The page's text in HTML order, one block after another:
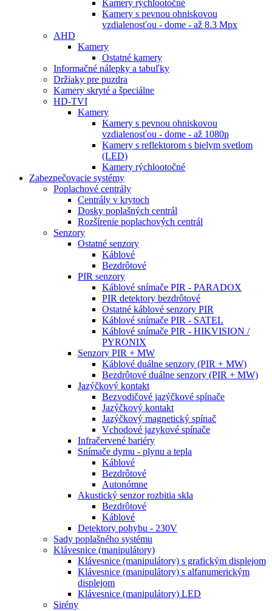
Kamery rýchlootočné
Kamery s pevnou ohniskovou
vzdialenosťou - dome - až 8.3 Mpx
AHD
Kamery
Ostatné kamery
Informačné nálepky a tabuľky
Držiaky pre puzdra
Kamery skryté a špeciálne
HD-TVI
Kamery
Kamery s pevnou ohniskovou
vzdialenosťou - dome - až 1080p
Kamery s reflektorom s bielym svetlom
(LED)
Kamery rýchlootočné
Zabezpečovacie systémy
Poplachové centrály
Centrály v krytoch
Dosky poplašných centrál
Rozšírenie poplachových centrál
Senzory
Ostatné senzory
Káblové
Bezdrôtové
PIR senzory
Káblové snímače PIR - PARADOX
PIR detektory bezdrôtové
Ostatné káblové senzory PIR
Káblové snímače PIR - SATEL
Káblové snímače PIR - HIKVISION /
PYRONIX
Senzory PIR + MW
Káblové duálne senzory (PIR + MW)
Bezdrôtové duálne senzory (PIR + MW)
Jazýčkový kontakt
Bezvodičové jazýčkové spínače
Jazýčkový kontakt
Jazýčkový magnetický spínač
Vchodové jazykové spínače
Infračervené bariéry
Snímače dymu - plynu a tepla
Káblové
Bezdrôtové
Autonómne
Akustický senzor rozbitia skla
Bezdrôtové
Káblové
Detektory pohybu - 230V
Sady poplašného systému
Klávesnice (manipulátory)
Klávesnice (manipulátory) s grafickým displejom
Klávesnice (manipulátory) s alfanumerickým
displejom
Klávesnice (manipulátory) LED
Sirény